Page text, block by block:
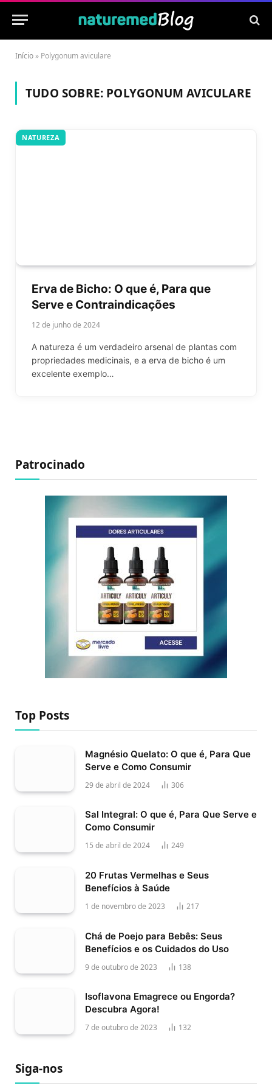
Início » Polygonum aviculare
TUDO SOBRE: POLYGONUM AVICULARE
NATUREZA
Erva de Bicho: O que é, Para que
Serve e Contraindicações
12 de junho de 2024
A natureza é um verdadeiro arsenal de plantas com
propriedades medicinais, e a erva de bicho é um
excelente exemplo…
Patrocinado
Top Posts
Magnésio Quelato: O que é, Para Que
Serve e Como Consumir
29 de abril de 2024 306
Sal Integral: O que é, Para Que Serve e
Como Consumir
15 de abril de 2024 249
20 Frutas Vermelhas e Seus
Benefícios à Saúde
1 de novembro de 2023 217
Chá de Poejo para Bebês: Seus
Benefícios e os Cuidados do Uso
9 de outubro de 2023 138
Isoflavona Emagrece ou Engorda?
Descubra Agora!
7 de outubro de 2023 132
Siga-nos